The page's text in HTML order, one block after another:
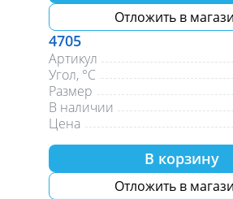
Отложить в
4705
Артикул
Угол, °С
Размер
В наличии
Цена
В корзину
Отложить в